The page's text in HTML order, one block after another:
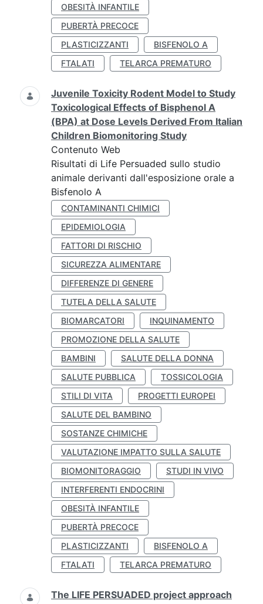
OBESITÀ INFANTILE
PUBERTÀ PRECOCE
PLASTICIZZANTI
BISFENOLO A
FTALATI
TELARCA PREMATURO
Juvenile Toxicity Rodent Model to Study
Toxicological Effects of Bisphenol A
(BPA) at Dose Levels Derived From Italian
Children Biomonitoring Study
Contenuto Web
Risultati di Life Persuaded sullo studio
animale derivanti dall'esposizione orale a
Bisfenolo A
CONTAMINANTI CHIMICI
EPIDEMIOLOGIA
FATTORI DI RISCHIO
SICUREZZA ALIMENTARE
DIFFERENZE DI GENERE
TUTELA DELLA SALUTE
BIOMARCATORI
INQUINAMENTO
PROMOZIONE DELLA SALUTE
BAMBINI
SALUTE DELLA DONNA
SALUTE PUBBLICA
TOSSICOLOGIA
STILI DI VITA
PROGETTI EUROPEI
SALUTE DEL BAMBINO
SOSTANZE CHIMICHE
VALUTAZIONE IMPATTO SULLA SALUTE
BIOMONITORAGGIO
STUDI IN VIVO
INTERFERENTI ENDOCRINI
OBESITÀ INFANTILE
PUBERTÀ PRECOCE
PLASTICIZZANTI
BISFENOLO A
FTALATI
TELARCA PREMATURO
The LIFE PERSUADED project approach